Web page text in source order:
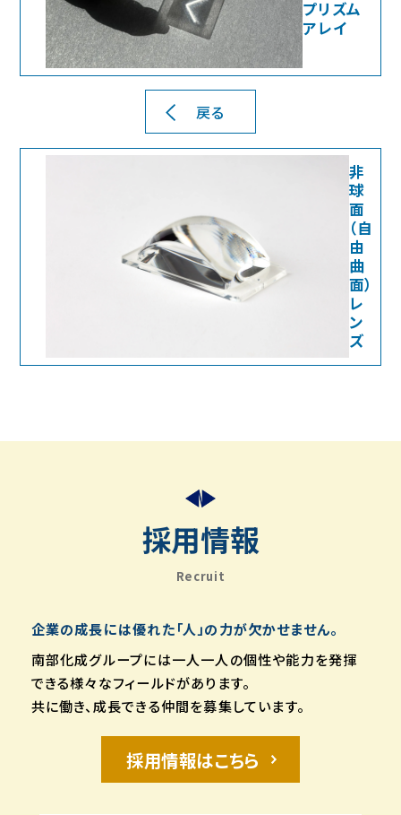
プリズム
アレイ
戻る
非
球
面
（自
由
曲
面）
レ
ン
ズ
採用情報
Recruit
企業の成長には優れた「人」の力が欠かせません。
南部化成グループには一人一人の個性や能力を発揮
できる様々なフィールドがあります。
共に働き、成長できる仲間を募集しています。
採用情報はこちら